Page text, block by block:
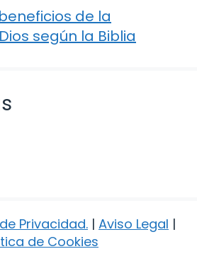
de la
según la Biblia
Privacidad. | Aviso Legal |
de Cookies